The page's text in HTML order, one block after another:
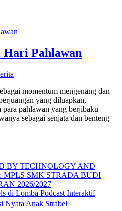
Pahlawan
momentum mengenang dan
yang diluapkan,
pahlawan yang berjibaku
sebagai senjata dan benteng
BY TECHNOLOGY AND
MPLS SMK STRADA BUDI
2026/2027
di Lomba Podcast Interaktif
Nyata Anak Strabel